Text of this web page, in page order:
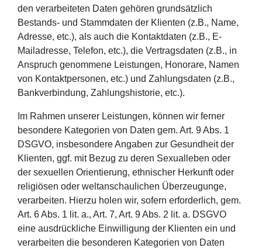
den verarbeiteten Daten gehören grundsätzlich
Bestands- und Stammdaten der Klienten (z.B., Name,
Adresse, etc.), als auch die Kontaktdaten (z.B., E-
Mailadresse, Telefon, etc.), die Vertragsdaten (z.B., in
Anspruch genommene Leistungen, Honorare, Namen
von Kontaktpersonen, etc.) und Zahlungsdaten (z.B.,
Bankverbindung, Zahlungshistorie, etc.).
Im Rahmen unserer Leistungen, können wir ferner
besondere Kategorien von Daten gem. Art. 9 Abs. 1
DSGVO, insbesondere Angaben zur Gesundheit der
Klienten, ggf. mit Bezug zu deren Sexualleben oder
der sexuellen Orientierung, ethnischer Herkunft oder
religiösen oder weltanschaulichen Überzeugunge,
verarbeiten. Hierzu holen wir, sofern erforderlich, gem.
Art. 6 Abs. 1 lit. a., Art. 7, Art. 9 Abs. 2 lit. a. DSGVO
eine ausdrückliche Einwilligung der Klienten ein und
verarbeiten die besonderen Kategorien von Daten